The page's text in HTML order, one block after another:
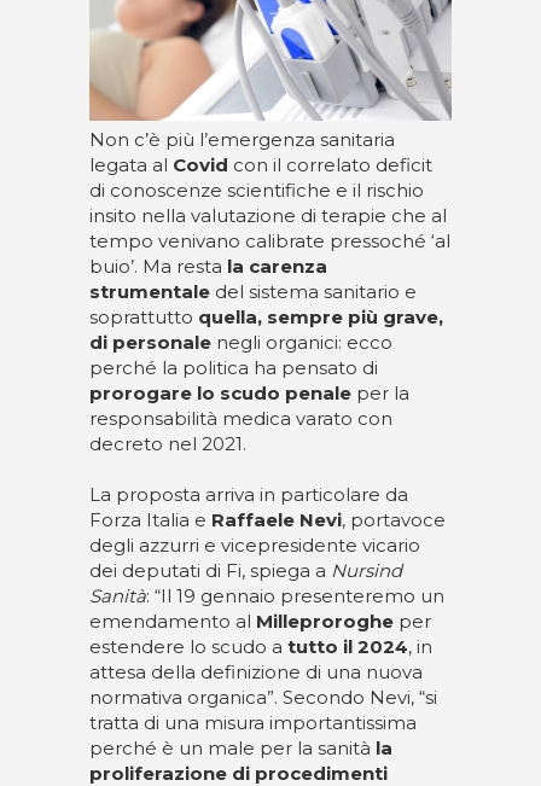
Non c’è più l’emergenza sanitaria
legata al Covid con il correlato deficit
di conoscenze scientifiche e il rischio
insito nella valutazione di terapie che al
tempo venivano calibrate pressoché ‘al
buio’. Ma resta la carenza
strumentale del sistema sanitario e
soprattutto quella, sempre più grave,
di personale negli organici: ecco
perché la politica ha pensato di
prorogare lo scudo penale per la
responsabilità medica varato con
decreto nel 2021.
La proposta arriva in particolare da
Forza Italia e Raffaele Nevi, portavoce
degli azzurri e vicepresidente vicario
dei deputati di Fi, spiega a Nursind
Sanità: “Il 19 gennaio presenteremo un
emendamento al Milleproroghe per
estendere lo scudo a tutto il 2024, in
attesa della definizione di una nuova
normativa organica”. Secondo Nevi, “si
tratta di una misura importantissima
perché è un male per la sanità la
proliferazione di procedimenti